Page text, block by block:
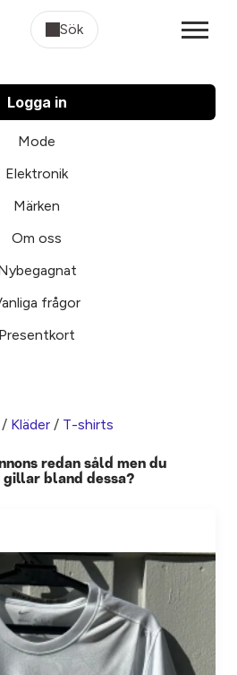
Sök
Logga in
Mode
Elektronik
Märken
Om oss
frågor
Presentkort
/ Kläder / T-shirts
redan såld men du
gillar bland dessa?